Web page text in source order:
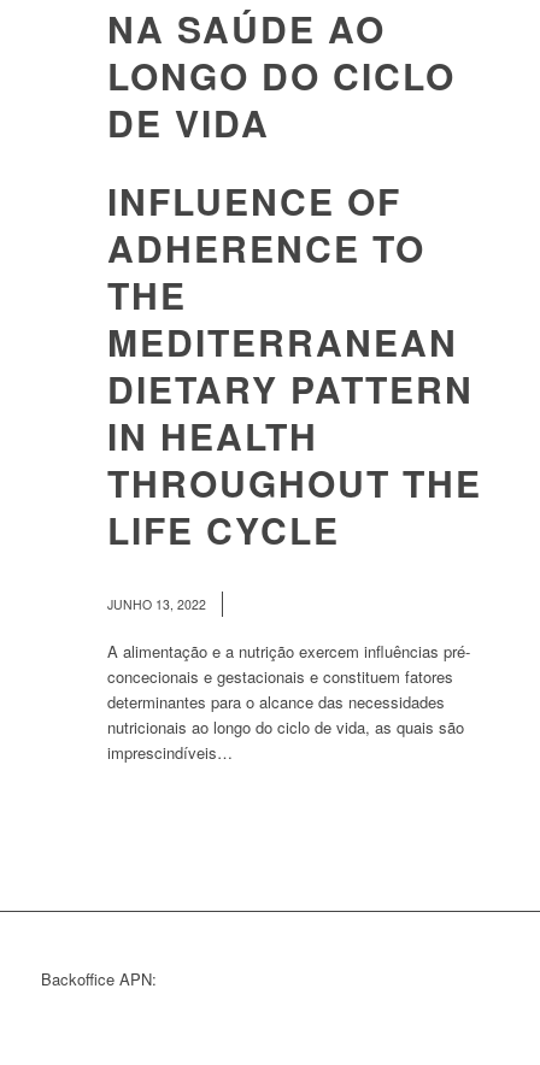
NA SAÚDE AO
LONGO DO CICLO
DE VIDA
INFLUENCE OF
ADHERENCE TO
THE
MEDITERRANEAN
DIETARY PATTERN
IN HEALTH
THROUGHOUT THE
LIFE CYCLE
JUNHO 13, 2022
A alimentação e a nutrição exercem influências pré-
concecionais e gestacionais e constituem fatores
determinantes para o alcance das necessidades
nutricionais ao longo do ciclo de vida, as quais são
imprescindíveis…
Backoffice APN: